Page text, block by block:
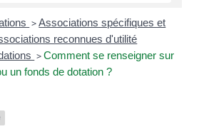
>Associations spécifiques et
reconnues d'utilité
>Comment se renseigner sur
un fonds de dotation ?